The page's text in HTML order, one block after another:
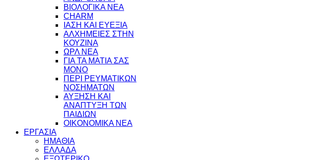
ΒΙΟΛΟΓΙΚΑ ΝΕΑ
CHARM
ΙΑΣΗ ΚΑΙ ΕΥΕΞΙΑ
ΑΛΧΗΜΕΙΕΣ ΣΤΗΝ
ΚΟΥΖΙΝΑ
ΩΡΛ ΝEA
ΓΙΑ ΤΑ ΜΑΤΙΑ ΣΑΣ
ΜΟΝΟ
ΠΕΡΙ ΡΕΥΜΑΤΙΚΩΝ
ΝΟΣΗΜΑΤΩΝ
ΑΥΞΗΣΗ ΚΑΙ
ΑΝΑΠΤΥΞΗ ΤΩΝ
ΠΑΙΔΙΩΝ
ΟΙΚΟΝΟΜΙΚΑ ΝΕΑ
ΕΡΓΑΣΙΑ
ΗΜΑΘΙΑ
ΕΛΛΑΔΑ